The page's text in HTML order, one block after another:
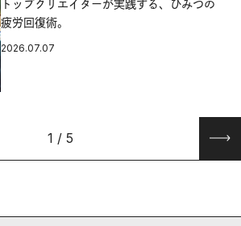
トップクリエイターが実践する、ひみつの
疲労回復術。
2026.07.07
1 / 5